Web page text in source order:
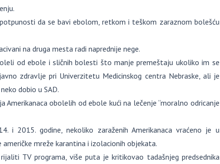
da se bavi ebolom, retkom i teškom zaraznom bolešću
na druga mesta radi naprednije nege.
od ebole i sličnih bolesti što manje premeštaju ukoliko im se
zdravlje pri Univerzitetu Medicinskog centra Nebraske, ali je
dobio u SAD.
obolelih od ebole kući na lečenje “moralno odricanje
i 2015. godine, nekoliko zaraženih Amerikanaca vraćeno je u
mreže karantina i izolacionih objekata.
TV programa, više puta je kritikovao tadašnjeg predsednika